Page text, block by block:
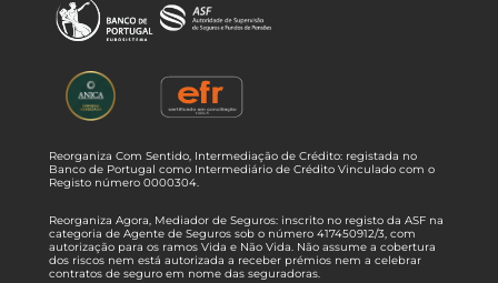
Reorganiza Com Sentido, Intermediação de Crédito: registada no
Banco de Portugal como Intermediário de Crédito Vinculado com o
Registo número 0000304.
Reorganiza Agora, Mediador de Seguros: inscrito no registo da ASF na
categoria de Agente de Seguros sob o número 417450912/3, com
autorização para os ramos Vida e Não Vida. Não assume a cobertura
dos riscos nem está autorizada a receber prémios nem a celebrar
contratos de seguro em nome das seguradoras.